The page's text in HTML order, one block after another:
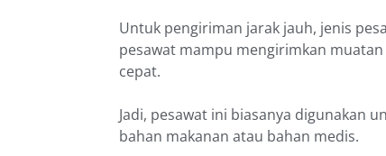
Untuk pengiriman jarak jauh, jenis
pesawat mampu mengirimkan
cepat.
Jadi, pesawat ini biasanya digunakan
bahan makanan atau bahan medis.